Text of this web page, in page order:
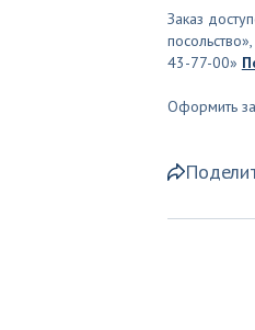
Заказ
43-77-00»
Оформить